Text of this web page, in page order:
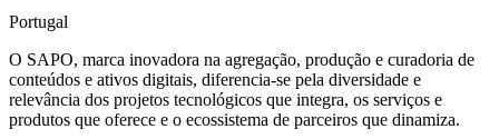
Portugal
O SAPO, marca inovadora na agregação, produção e curadoria de
conteúdos e ativos digitais, diferencia-se pela diversidade e
relevância dos projetos tecnológicos que integra, os serviços e
produtos que oferece e o ecossistema de parceiros que dinamiza.